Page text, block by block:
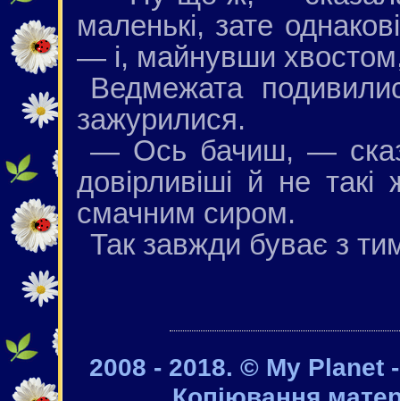
маленькі, зате
— і, майнувши хвостом,
Ведмежата
зажурилися.
— Ось бачиш, —
довірливіші й не
смачним сиром.
Так завжди буває з
2008 - 2018. © My Planet